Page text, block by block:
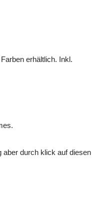
erhältlich. Inkl.
aber durch klick auf diesen